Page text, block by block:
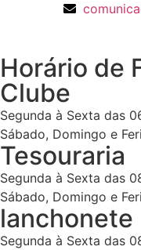
Horário de
Clube
Segunda à Sexta das
Sábado, Domingo e
Tesouraria
Segunda à Sexta das
Sábado, Domingo e
lanchonete
Segunda à Sexta das